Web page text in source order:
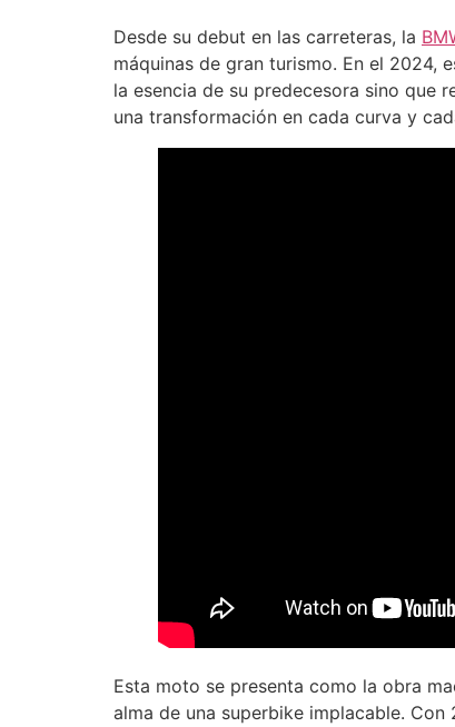
Desde su debut en las carreteras, la
máquinas de gran turismo. En el 2024,
la esencia de su predecesora sino que
una transformación en cada curva y
Esta moto se presenta como la obra
alma de una superbike implacable.